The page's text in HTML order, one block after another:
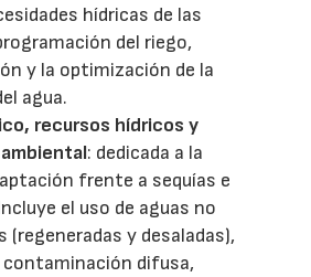
hídricas de las
del riego,
y la optimización de la
agua.
recursos hídricos y
: dedicada a la
frente a sequías e
el uso de aguas no
(regeneradas y desaladas),
contaminación difusa,